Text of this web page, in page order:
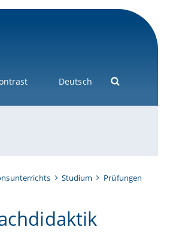
Deutsch
Studium
Prüfungen